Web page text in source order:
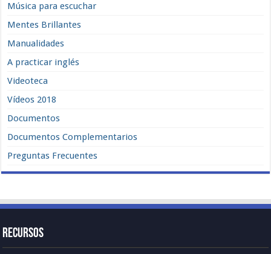
Música para escuchar
Mentes Brillantes
Manualidades
A practicar inglés
Videoteca
Vídeos 2018
Documentos
Documentos Complementarios
Preguntas Frecuentes
Recursos